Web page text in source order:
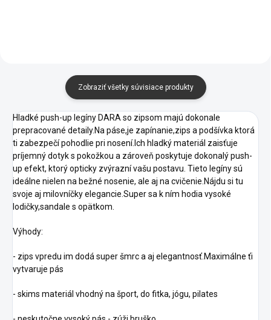
Zobraziť všetky súvisiace produkty
Hladké push-up legíny DARA so zipsom majú dokonale
prepracované detaily.Na páse,je zapínanie,zips a podšívka ktorá
ti zabezpečí pohodlie pri nosení.Ich hladký materiál zaisťuje
príjemný dotyk s pokožkou a zároveň poskytuje dokonalý push-
up efekt, ktorý opticky zvýrazní vašu postavu. Tieto legíny sú
ideálne nielen na bežné nosenie, ale aj na cvičenie.Nájdu si tu
svoje aj milovníčky elegancie.Super sa k ním hodia vysoké
lodičky,sandale s opätkom.
Výhody:
- zips vpredu im dodá super šmrc a aj elegantnosť.Maximálne ťi
vytvaruje pás
- skims materiál vhodný na šport, do fitka, jógu, pilates